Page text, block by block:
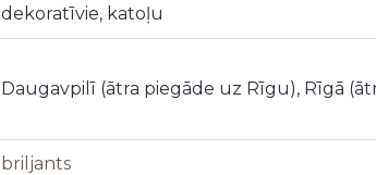
dekoratīvie, katoļu
Daugavpilī (ātra piegāde uz Rīgu), Rīgā
briljants